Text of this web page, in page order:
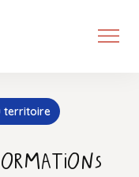
territoire